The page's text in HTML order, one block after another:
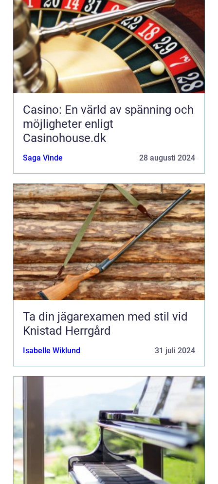
Casino: En värld av spänning och
möjligheter enligt
Casinohouse.dk
Saga Vinde 28 augusti 2024
Ta din jägarexamen med stil vid
Knistad Herrgård
Isabelle Wiklund 31 juli 2024